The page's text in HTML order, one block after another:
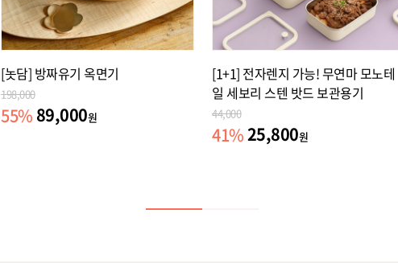
[놋담] 방짜유기 옥면기
198,000
55% 89,000원
[1+1] 전자렌지 가능! 무연마 모노테
일 세보리 스텐 밧드 보관용기
44,000
41%25,800원